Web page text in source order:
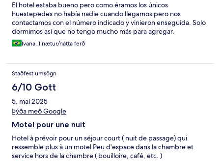
El hotel estaba bueno pero como éramos los únicos
huestepedes no había nadie cuando llegamos pero nos
contactamos con el número indicado y vinieron enseguida. Solo
dormimos así que no tengo mucho más para agregar.
Ivana, 1 nætur/nátta ferð
Staðfest umsögn
6/10 Gott
5. maí 2025
Þýða með Google
Motel pour une nuit
Hotel à prévoir pour un séjour court ( nuit de passage) qui
ressemble plus à un motel Peu d'espace dans la chambre et
service hors de la chambre ( bouilloire, café, etc. )